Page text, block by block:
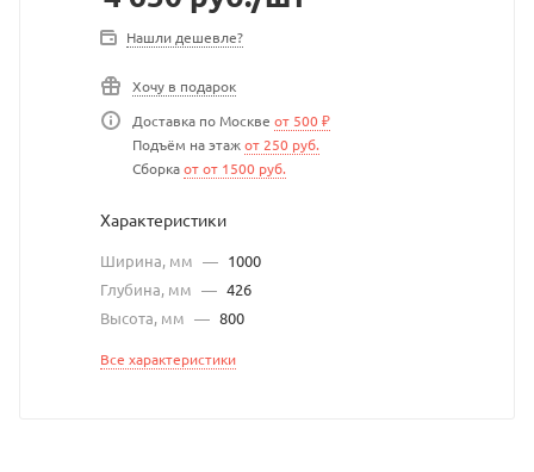
Нашли дешевле?
Хочу в подарок
Доставка по Москве от 500 ₽
Подъём на этажот 250 руб.
Сборкаот от 1500 руб.
Характеристики
Ширина, мм — 1000
Глубина, мм — 426
Высота, мм — 800
Все характеристики